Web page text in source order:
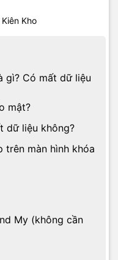
Kho
gì? Có mất dữ liệu
mật?
dữ liệu không?
trên màn hình khóa
My (không cần